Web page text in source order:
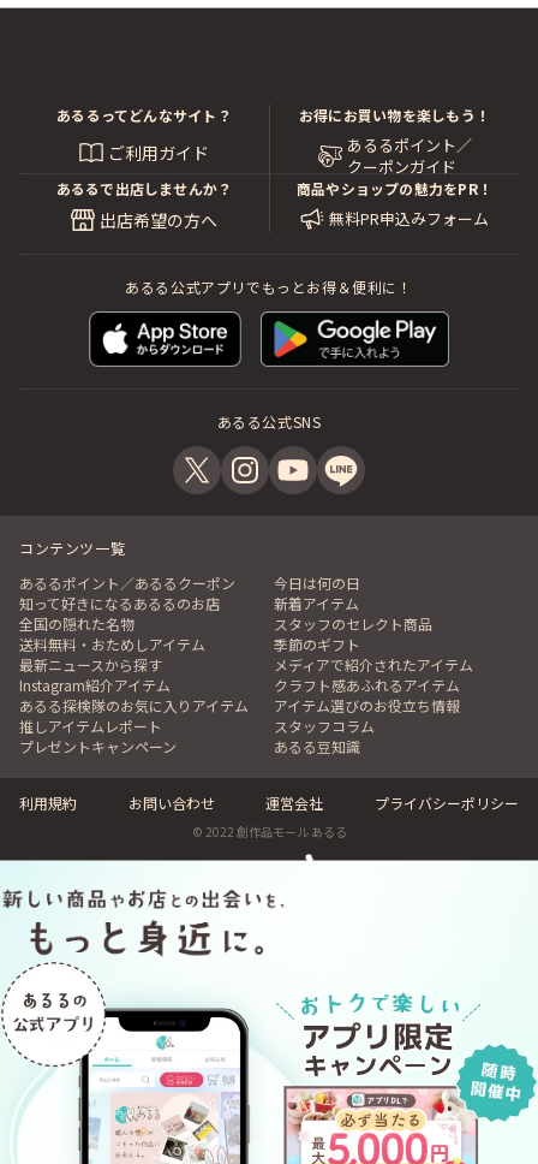
あるるってどんなサイト？
ご利用ガイド
お得にお買い物を楽しもう！
あるるポイント／
クーポンガイド
あるるで出店しませんか？
出店希望の方へ
商品やショップの魅力をPR！
無料PR申込みフォーム
あるる公式アプリでもっとお得＆便利に！
あるる公式SNS
コンテンツ一覧
あるるポイント／あるるクーポン
今日は何の日
知って好きになるあるるのお店
新着アイテム
全国の隠れた名物
スタッフのセレクト商品
送料無料・おためしアイテム
季節のギフト
最新ニュースから探す
メディアで紹介されたアイテム
Instagram紹介アイテム
クラフト感あふれるアイテム
あるる探検隊のお気に入りアイテム
アイテム選びのお役立ち情報
推しアイテムレポート
スタッフコラム
プレゼントキャンペーン
あるる豆知識
利用規約 お問い合わせ 運営会社 プライバシーポリシー
© 2022 創作品モール あるる